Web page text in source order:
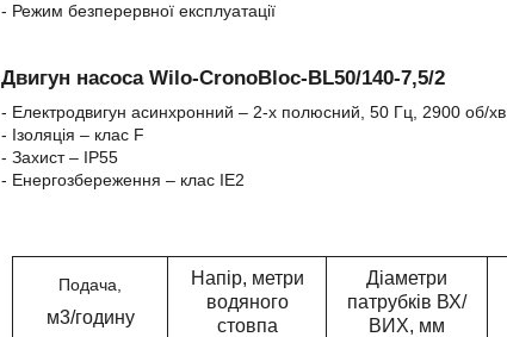
- Режим безперервної експлуатації
Двигун насоса Wilo-CronoBloc-BL50/140-7,5/2
- Електродвигун асинхронний – 2-х полюсний, 50 Гц, 2900 об/хв.
- Ізоляція – клас F
- Захист – IP55
- Енергозбереження – клас IE2
Подача,
м3/годину
Напір, метри
водяного
стовпа
Діаметри
патрубків ВХ/
ВИХ, мм